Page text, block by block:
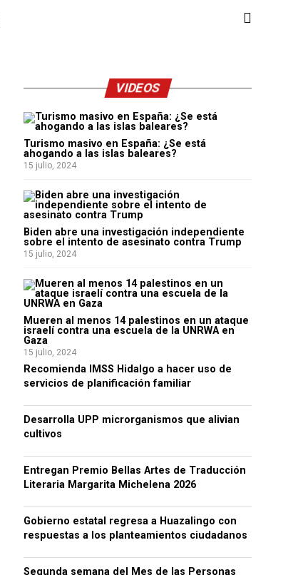
VIDEOS
Turismo masivo en España: ¿Se está
ahogando a las islas baleares?
15 julio, 2024
Biden abre una investigación independiente
sobre el intento de asesinato contra Trump
15 julio, 2024
Mueren al menos 14 palestinos en un ataque
israelí contra una escuela de la UNRWA en
Gaza
15 julio, 2024
Recomienda IMSS Hidalgo a hacer uso de
servicios de planificación familiar
Desarrolla UPP microrganismos que alivian
cultivos
Entregan Premio Bellas Artes de Traducción
Literaria Margarita Michelena 2026
Gobierno estatal regresa a Huazalingo con
respuestas a los planteamientos ciudadanos
Segunda semana del Mes de las Personas